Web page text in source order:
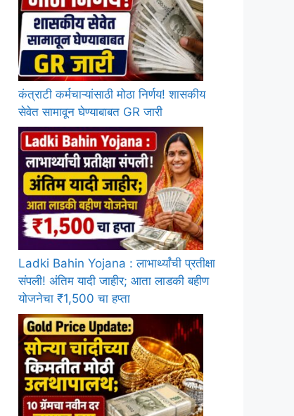
कंत्राटी कर्मचाऱ्यांसाठी मोठा निर्णय! शासकीय
सेवेत सामावून घेण्याबाबत GR जारी
Ladki Bahin Yojana : लाभार्थ्यांची प्रतीक्षा
संपली! अंतिम यादी जाहीर; आता लाडकी बहीण
योजनेचा ₹1,500 चा हप्ता